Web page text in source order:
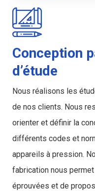
Conception
d’étude
Nous réalisons les
de nos clients. Nous
orienter et définir la
différents codes et
appareils à pression.
fabrication nous
éprouvées et de